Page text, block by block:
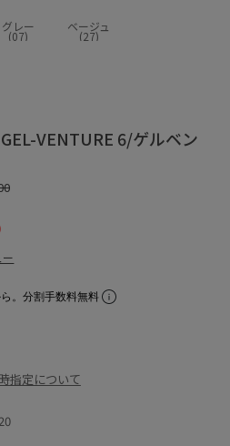
グレー
(07)
ベージュ
(27)
VENTURE 6/ゲルベン
。分割手数料無料
指定について